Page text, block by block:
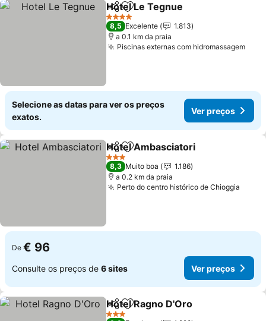
PartilharAdicionar aos favoritos
Hotel Le Tegnue
4 Estrelas
8,5 Excelente
1.813
a 0.1 km da praia
Piscinas externas com hidromassagem
Selecione as datas para ver os preços
exatos.
Ver preços
PartilharAdicionar aos favoritos
Hotel Ambasciatori
3 Estrelas
8,3 Muito boa
1.186
a 0.2 km da praia
Perto do centro histórico de Chioggia
De € 96
Consulte os preços de 6 sites Ver preços
PartilharAdicionar aos favoritos
Hotel Ragno D'Oro
3 Estrelas